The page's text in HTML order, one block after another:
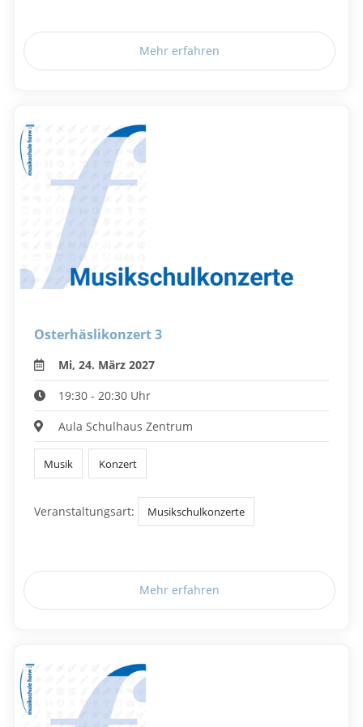
Mehr erfahren
Osterhäslikonzert 3
Mi, 24. März 2027
19:30 - 20:30 Uhr
Aula Schulhaus Zentrum
Musik Konzert
Veranstaltungsart: Musikschulkonzerte
Mehr erfahren